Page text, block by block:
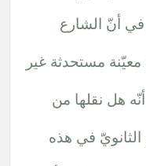
في أنّ الشارع
معيّنة مستحدثة غير
أنّه هل نقلها من
الثانويّ في هذه